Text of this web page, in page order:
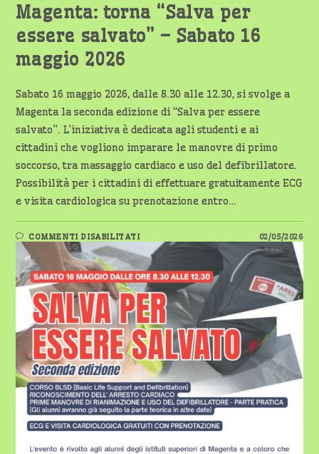
Magenta: torna “Salva per
essere salvato” – Sabato 16
maggio 2026
Sabato 16 maggio 2026, dalle 8.30 alle 12.30, si svolge a
Magenta la seconda edizione di “Salva per essere
salvato”. L’iniziativa è dedicata agli studenti e ai
cittadini che vogliono imparare le manovre di primo
soccorso, tra massaggio cardiaco e uso del defibrillatore.
Possibilità per i cittadini di effettuare gratuitamente ECG
e visita cardiologica su prenotazione entro…
COMMENTI DISABILITATISU
MAGENTA:
TORNA
“SALVA
PER
ESSERE
SALVATO”
–
SABATO
16
MAGGIO
2026
02/05/2026